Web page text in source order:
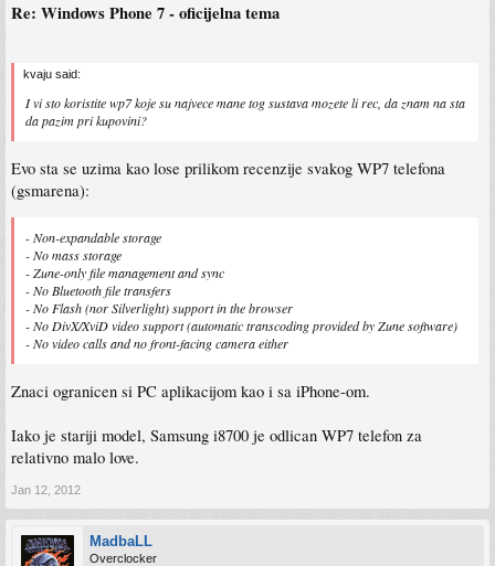
Re: Windows Phone 7 - oficijelna tema
kvaju said:
I vi sto koristite wp7 koje su najvece mane tog sustava mozete li rec, da znam na sta
da pazim pri kupovini?
Evo sta se uzima kao lose prilikom recenzije svakog WP7 telefona
(gsmarena):
- Non-expandable storage
- No mass storage
- Zune-only file management and sync
- No Bluetooth file transfers
- No Flash (nor Silverlight) support in the browser
- No DivX/XviD video support (automatic transcoding provided by Zune software)
- No video calls and no front-facing camera either
Znaci ogranicen si PC aplikacijom kao i sa iPhone-om.
Iako je stariji model, Samsung i8700 je odlican WP7 telefon za
relativno malo love.
Jan 12, 2012
MadbaLL
Overclocker